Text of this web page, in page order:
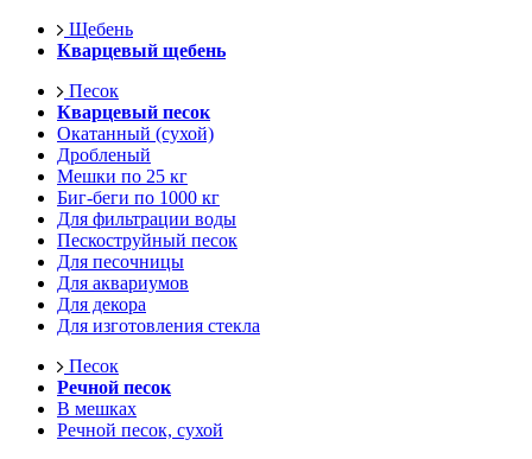
Щебень
Кварцевый щебень
Песок
Кварцевый песок
Окатанный (сухой)
Дробленый
Мешки по 25 кг
Биг-беги по 1000 кг
Для фильтрации воды
Пескоструйный песок
Для песочницы
Для аквариумов
Для декора
Для изготовления стекла
Песок
Речной песок
В мешках
Речной песок, сухой